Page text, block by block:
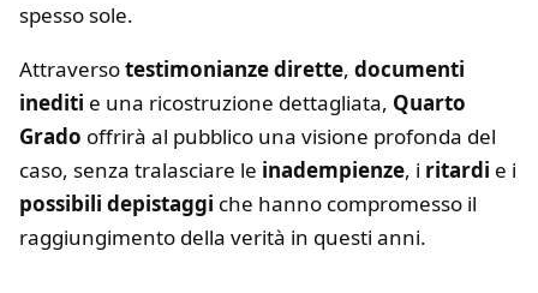
spesso sole.
Attraversotestimonianze dirette, documenti
inediti e una ricostruzione dettagliata, Quarto
Grado offrirà al pubblico una visione profonda del
caso, senza tralasciare le inadempienze, i ritardi e i
possibili depistaggi che hanno compromesso il
raggiungimento della verità in questi anni.